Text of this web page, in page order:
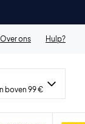
Over ons Hulp?
boven 99 €